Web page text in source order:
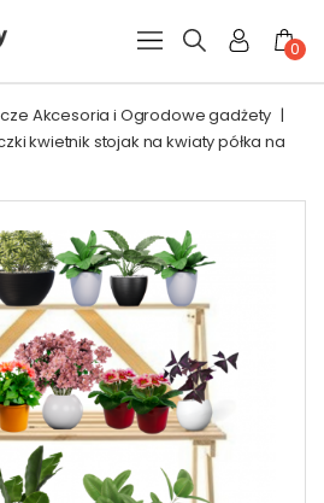
0
Akcesoria i Ogrodowe gadżety |
kwietnik stojak na kwiaty półka na